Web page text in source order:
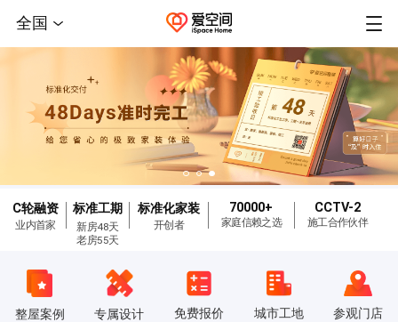
全国
C轮融资
业内首家
标准工期
新房48天
老房55天
标准化家装
开创者
70000+
家庭信赖之选
CCTV-2
施工合作伙伴
整屋案例 专属设计 免费报价 城市工地 参观门店